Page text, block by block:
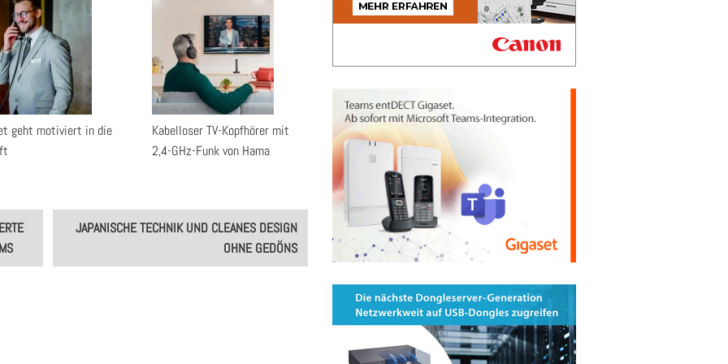
geht motiviert in die
Kabelloser TV-Kopfhörer mit
2,4-GHz-Funk von Hama
L
JAPANISCHE TECHNIK UND CLEANES DESIGN
OHNE GEDÖNS